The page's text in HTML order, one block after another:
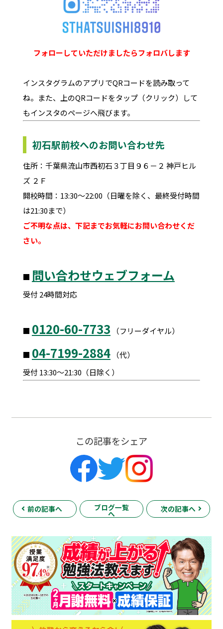
フォローしていただけましたらフォロバします
インスタグラムのアプリでQRコードを読み取って
ね。また、上のQRコードをタップ（クリック）して
もインスタのページへ飛びます。
初石駅前校へのお問い合わせ先
住所：千葉県流山市西初石３丁目９６－２ 神戸ヒル
ズ ２Ｆ
開校時間：13:30～22:00（日曜を除く、最終受付時間
は21:30まで）
ご不明な点は、下記までお気軽にお問い合わせくだ
さい。
■ 問い合わせウェブフォーム
受付 24時間対応
■ 0120-60-7733 （フリーダイヤル）
■ 04-7199-2884（代）
受付 13:30～21:30（日除く）
この記事をシェア
前の記事へ ブログ一覧
へ
次の記事へ